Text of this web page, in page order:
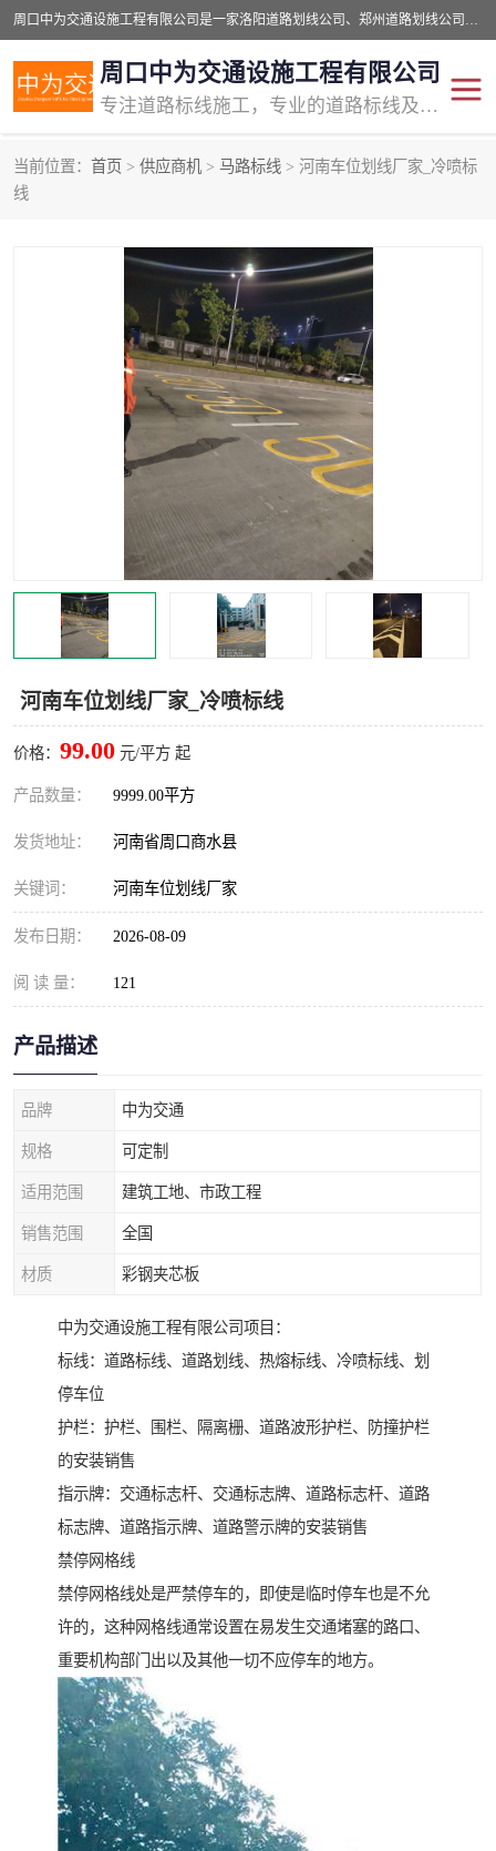
周口中为交通设施工程有限公司是一家洛阳道路划线公司、郑州道路划线公司、平顶山道路车位划线公司、开封车位划线公司、许昌道路车位划线公司、漯河道路车位划线公司，公司始终坚持“诚信、匠心、专注”的宗旨；我们的经营理念是：的服务。
周口中为交通设施工程有限公司
专注道路标线施工，专业的道路标线及交通设施施工服务商!
当前位置： 首页 > 供应商机 > 马路标线 > 河南车位划线厂家_冷喷标
线
河南车位划线厂家_冷喷标线
价格： 99.00 元/平方 起
产品数量： 9999.00平方
发货地址： 河南省周口商水县
关键词： 河南车位划线厂家
发布日期： 2026-08-09
阅 读 量： 121
产品描述
品牌 中为交通
规格 可定制
适用范围 建筑工地、市政工程
销售范围 全国
材质 彩钢夹芯板
中为交通设施工程有限公司项目：
标线：道路标线、道路划线、热熔标线、冷喷标线、划
停车位
护栏：护栏、围栏、隔离栅、道路波形护栏、防撞护栏
的安装销售
指示牌：交通标志杆、交通标志牌、道路标志杆、道路
标志牌、道路指示牌、道路警示牌的安装销售
禁停网格线
禁停网格线处是严禁停车的，即使是临时停车也是不允
许的，这种网格线通常设置在易发生交通堵塞的路口、
重要机构部门出以及其他一切不应停车的地方。
道路标线划线 马路标线
道路划线